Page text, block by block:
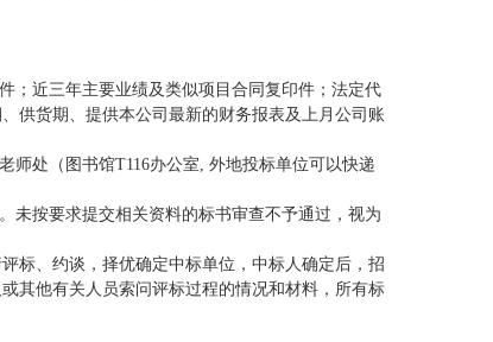
；近三年主要业绩及类似项目合同复印件；法定代
供货期、提供本公司最新的财务报表及上月公司账
师处（图书馆T116办公室, 外地投标单位可以快递
未按要求提交相关资料的标书审查不予通过，视为
标、约谈，择优确定中标单位，中标人确定后，招
其他有关人员索问评标过程的情况和材料，所有标